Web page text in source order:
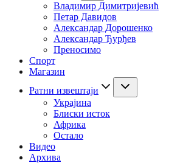
Владимир Димитријевић
Петар Давидов
Александар Дорошенко
Александар Ђурђев
Преносимо
Спорт
Магазин
Ратни извештаји
Украјина
Блиски исток
Африка
Остало
Видео
Архива